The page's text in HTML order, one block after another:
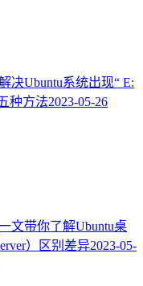
决Ubuntu系统出现“ E:
种方法2023-05-26
文带你了解Ubuntu桌
）区别差异2023-05-